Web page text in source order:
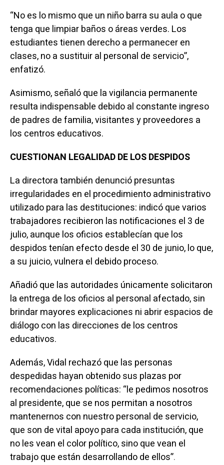
“No es lo mismo que un niño barra su aula o que
tenga que limpiar baños o áreas verdes. Los
estudiantes tienen derecho a permanecer en
clases, no a sustituir al personal de servicio”,
enfatizó.
Asimismo, señaló que la vigilancia permanente
resulta indispensable debido al constante ingreso
de padres de familia, visitantes y proveedores a
los centros educativos.
CUESTIONAN LEGALIDAD DE LOS DESPIDOS
La directora también denunció presuntas
irregularidades en el procedimiento administrativo
utilizado para las destituciones: indicó que varios
trabajadores recibieron las notificaciones el 3 de
julio, aunque los oficios establecían que los
despidos tenían efecto desde el 30 de junio, lo que,
a su juicio, vulnera el debido proceso.
Añadió que las autoridades únicamente solicitaron
la entrega de los oficios al personal afectado, sin
brindar mayores explicaciones ni abrir espacios de
diálogo con las direcciones de los centros
educativos.
Además, Vidal rechazó que las personas
despedidas hayan obtenido sus plazas por
recomendaciones políticas: “le pedimos nosotros
al presidente, que se nos permitan a nosotros
mantenernos con nuestro personal de servicio,
que son de vital apoyo para cada institución, que
no les vean el color político, sino que vean el
trabajo que están desarrollando de ellos”.